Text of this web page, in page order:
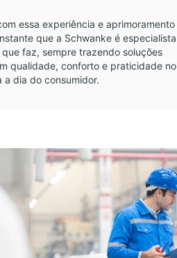
essa experiência e aprimoramento
que a Schwanke é especialista
que faz, sempre trazendo soluções
qualidade, conforto e praticidade no
a dia do consumidor.